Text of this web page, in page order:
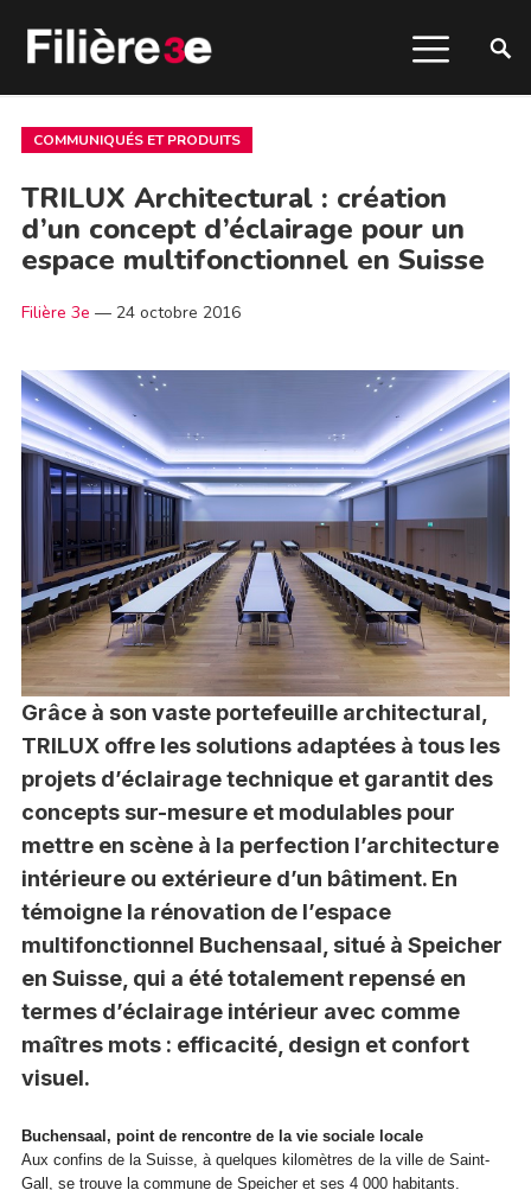
COMMUNIQUÉS ET PRODUITS
TRILUX Architectural : création
d’un concept d’éclairage pour un
espace multifonctionnel en Suisse
Filière 3e — 24 octobre 2016
Grâce à son vaste portefeuille architectural,
TRILUX offre les solutions adaptées à tous les
projets d’éclairage technique et garantit des
concepts sur-mesure et modulables pour
mettre en scène à la perfection l’architecture
intérieure ou extérieure d’un bâtiment. En
témoigne la rénovation de l’espace
multifonctionnel Buchensaal, situé à Speicher
en Suisse, qui a été totalement repensé en
termes d’éclairage intérieur avec comme
maîtres mots : efficacité, design et confort
visuel.
Buchensaal, point de rencontre de la vie sociale locale
Aux confins de la Suisse, à quelques kilomètres de la ville de Saint-
Gall, se trouve la commune de Speicher et ses 4 000 habitants.